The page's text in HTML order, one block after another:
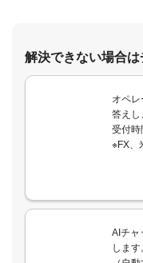
解決できない場合は
オペ
答えし
受付時
※FX、
AIチャ
します